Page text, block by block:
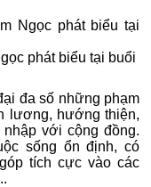
phát biểu tại buổi
đa số những phạm
lương, hướng thiện,
với cộng đồng.
sống ổn định, có
tích cực vào các